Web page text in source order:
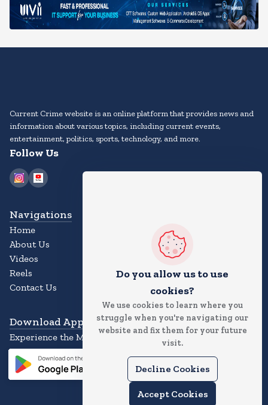
Do you allow us to use
cookies?
We use cookies to learn where you
struggle when you're navigating our
website and fix them for your future
visit.
Decline Cookies
Accept Cookies
Current Crime website is an online platform that provides news and
information about various topics, including current events,
entertainment, politics, sports, technology, and more.
Follow Us
Navigations
Home
About Us
Videos
Reels
Contact Us
Download App
Experience the Magic of the News App